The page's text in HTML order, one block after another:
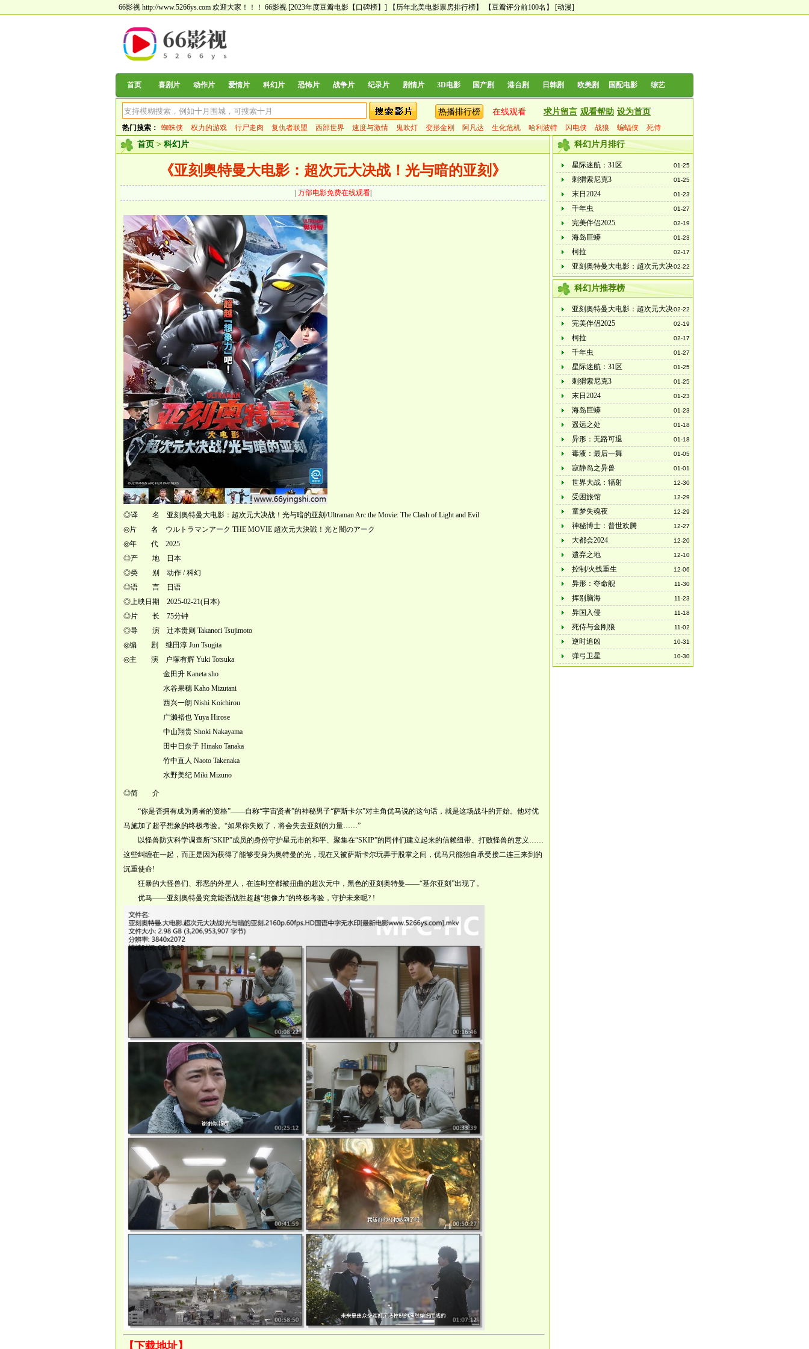
66影视 http://www.5266ys.com 欢迎大家！！！ 66影视 [2023年度豆瓣电影【口碑榜】] 【历年北美电影票房排行榜】 【豆瓣评分前100名】 [动漫]
首页 喜剧片 动作片 爱情片 科幻片 恐怖片 战争片 纪录片 剧情片 3D电影 国产剧 港台剧 日韩剧 欧美剧 国配电影 综艺
热播排行榜 在线观看 求片留言 观看帮助 设为首页
热门搜索： 蜘蛛侠 权力的游戏 行尸走肉 复仇者联盟 西部世界 速度与激情 鬼吹灯 变形金刚 阿凡达 生化危机 哈利波特 闪电侠 战狼 蝙蝠侠 死侍
首页>科幻片
《亚刻奥特曼大电影：超次元大决战！光与暗的亚刻》
万部电影免费在线观看|
◎译 名 亚刻奥特曼大电影：超次元大决战！光与暗的亚刻/Ultraman Arc the Movie: The Clash of Light and Evil
◎片 名 ウルトラマンアーク THE MOVIE 超次元大決戦！光と闇のアーク
◎年 代 2025
◎产 地 日本
◎类 别 动作 / 科幻
◎语 言 日语
◎上映日期 2025-02-21(日本)
◎片 长 75分钟
◎导 演 辻本贵则 Takanori Tsujimoto
◎编 剧 继田淳 Jun Tsugita
◎主 演 户塚有辉 Yuki Totsuka
金田升 Kaneta sho
水谷果穗 Kaho Mizutani
西兴一朗 Nishi Koichirou
广濑裕也 Yuya Hirose
中山翔贵 Shoki Nakayama
田中日奈子 Hinako Tanaka
竹中直人 Naoto Takenaka
水野美纪 Miki Mizuno
◎简 介
“你是否拥有成为勇者的资格”——自称“宇宙贤者”的神秘男子“萨斯卡尔”对主角优马说的这句话，就是这场战斗的开始。他对优
马施加了超乎想象的终极考验。“如果你失败了，将会失去亚刻的力量……”
以怪兽防灾科学调查所“SKIP”成员的身份守护星元市的和平、聚集在“SKIP”的同伴们建立起来的信赖纽带、打败怪兽的意义……
这些纠缠在一起，而正是因为获得了能够变身为奥特曼的光，现在又被萨斯卡尔玩弄于股掌之间，优马只能独自承受接二连三来到的
沉重使命!
狂暴的大怪兽们、邪恶的外星人，在连时空都被扭曲的超次元中，黑色的亚刻奥特曼——“基尔亚刻”出现了。
优马——亚刻奥特曼究竟能否战胜超越“想像力”的终极考验，守护未来呢? !
【下载地址】
科幻片月排行
01-25
星际迷航：31区
01-25
刺猬索尼克3
01-23
末日2024
01-27
千年虫
02-19
完美伴侣2025
01-23
海岛巨蟒
02-17
柯拉
02-22
亚刻奥特曼大电影：超次元大决
战！光与暗的亚刻
科幻片推荐榜
02-22
亚刻奥特曼大电影：超次元大决
战！光与暗的亚刻
02-19
完美伴侣2025
02-17
柯拉
01-27
千年虫
01-25
星际迷航：31区
01-25
刺猬索尼克3
01-23
末日2024
01-23
海岛巨蟒
01-18
遥远之处
01-18
异形：无路可退
01-05
毒液：最后一舞
01-01
寂静岛之异兽
12-30
世界大战：辐射
12-29
受困旅馆
12-29
童梦失魂夜
12-27
神秘博士：普世欢腾
12-20
大都会2024
12-10
遗弃之地
12-06
控制/火线重生
11-30
异形：夺命舰
11-23
挥别脑海
11-18
异国入侵
11-02
死侍与金刚狼
10-31
逆时追凶
10-30
弹弓卫星